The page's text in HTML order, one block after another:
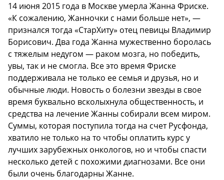
14 июня 2015 года в Москве умерла Жанна Фриске.
«К сожалению, Жанночки с нами больше нет», —
признался тогда «СтарХиту» отец певицы Владимир
Борисович. Два года Жанна мужественно боролась
с тяжелым недугом — раком мозга, но победить,
увы, так и не смогла. Все это время Фриске
поддерживала не только ее семья и друзья, но и
обычные люди. Новость о болезни звезды в свое
время буквально всколыхнула общественность, и
средства на лечение Жанны собирали всем миром.
Суммы, которая поступила тогда на счет Русфонда,
хватило не только на то чтобы оплатить курс у
лучших зарубежных онкологов, но и чтобы спасти
несколько детей с похожими диагнозами. Все они
были очень благодарны Жанне.